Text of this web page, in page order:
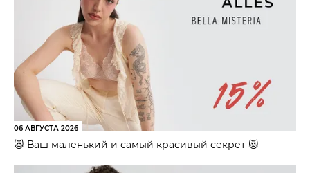
06 АВГУСТА 2026
😻 Ваш маленький и самый красивый секрет 😻